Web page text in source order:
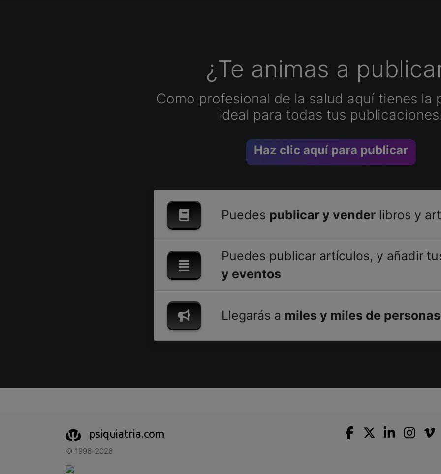
¿Te animas a
Como profesional de la salud aquí tienes la
ideal para todas tus
Haz clic aquí para publicar
Puedes publicar y vender libros y
Puedes publicar artículos, y añadir
y eventos
Llegarás a miles y miles de personas
psiquiatria.com
© 1996–2026